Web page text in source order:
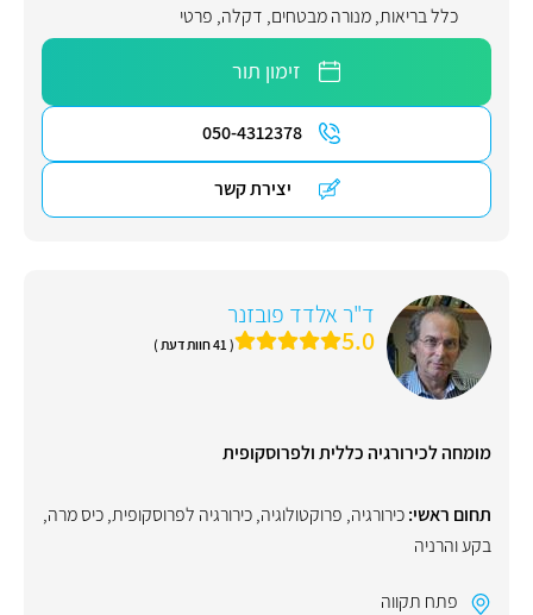
כלל בריאות,מנורה מבטחים, דקלה, פרטי
זימון תור
050-4312378
יצירת קשר
ד"ר אלדד פובזנר
5.0 ( 41 חוות דעת )
מומחה לכירורגיה כללית ולפרוסקופית
תחום ראשי:כירורגיה, פרוקטולוגיה,כירורגיה לפרוסקופית,כיס מרה,
בקע והרניה
פתח תקווה